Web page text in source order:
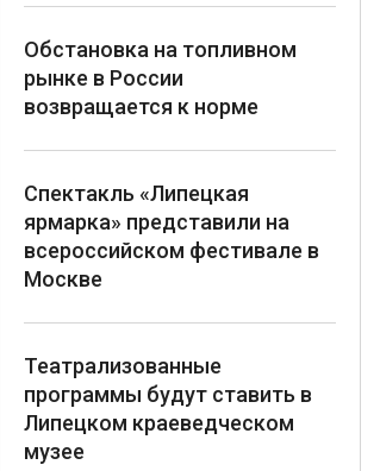
Обстановка на топливном
рынке в России
возвращается к норме
Спектакль «Липецкая
ярмарка» представили на
всероссийском фестивале в
Москве
Театрализованные
программы будут ставить в
Липецком краеведческом
музее